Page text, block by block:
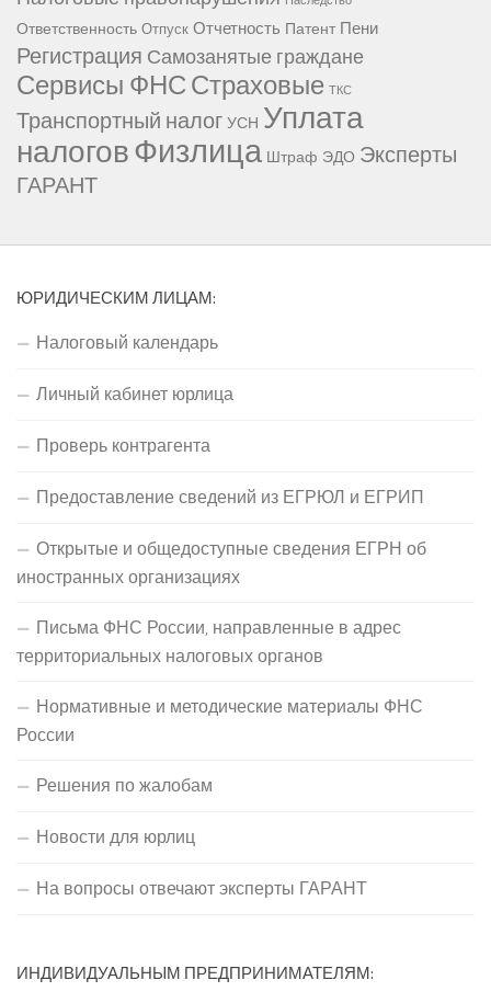
Ответственность Отпуск Отчетность Патент Пени
Регистрация Самозанятые граждане
Сервисы ФНССтраховые ТКС
Транспортный налогУСН Уплата
налоговФизлица Штраф ЭДО Эксперты
ГАРАНТ
ЮРИДИЧЕСКИМ ЛИЦАМ:
Налоговый календарь
Личный кабинет юрлица
Проверь контрагента
Предоставление сведений из ЕГРЮЛ и ЕГРИП
Открытые и общедоступные сведения ЕГРН об
иностранных организациях
Письма ФНС России, направленные в адрес
территориальных налоговых органов
Нормативные и методические материалы ФНС
России
Решения по жалобам
Новости для юрлиц
На вопросы отвечают эксперты ГАРАНТ
ИНДИВИДУАЛЬНЫМ ПРЕДПРИНИМАТЕЛЯМ: